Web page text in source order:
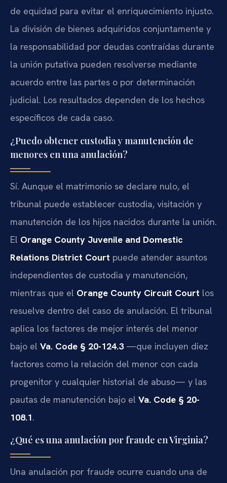
de equidad para evitar el enriquecimiento injusto.
La división de bienes adquiridos conjuntamente y
la responsabilidad por deudas contraídas durante
la unión putativa pueden resolverse mediante
acuerdo entre las partes o por determinación
judicial. Los resultados dependen de los hechos
específicos de cada caso.
¿Puedo obtener custodia y manutención de
menores en una anulación?
Sí. Aunque el matrimonio se declare nulo, el
tribunal puede establecer custodia, visitación y
manutención de los hijos nacidos durante la unión.
El Orange County Juvenile and Domestic
Relations District Court puede atender asuntos
independientes de custodia y manutención,
mientras que el Orange County Circuit Court los
resuelve dentro del caso de anulación. El tribunal
aplica los factores de mejor interés del menor
bajo el Va. Code § 20-124.3—que incluyen diez
factores como la relación del menor con cada
progenitor y cualquier historial de abuso— y las
pautas de manutención bajo el Va. Code § 20-
108.1.
¿Qué es una anulación por fraude en Virginia?
Una anulación por fraude ocurre cuando una de